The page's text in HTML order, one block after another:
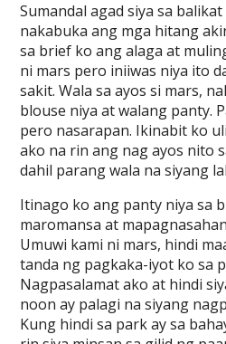
Sumandal agad siya sa
nakabuka ang mga hitang
sa brief ko ang alaga at
ni mars pero iniiwas niya ito
sakit. Wala sa ayos si mars,
blouse niya at walang panty.
pero nasarapan. Ikinabit ko
ako na rin ang nag ayos nito
dahil parang wala na siyang
Itinago ko ang panty niya sa
maromansa at
Umuwi kami ni mars, hindi
tanda ng pagkaka-iyot ko sa
Nagpasalamat ako at hindi
noon ay palagi na siyang
Kung hindi sa park ay sa